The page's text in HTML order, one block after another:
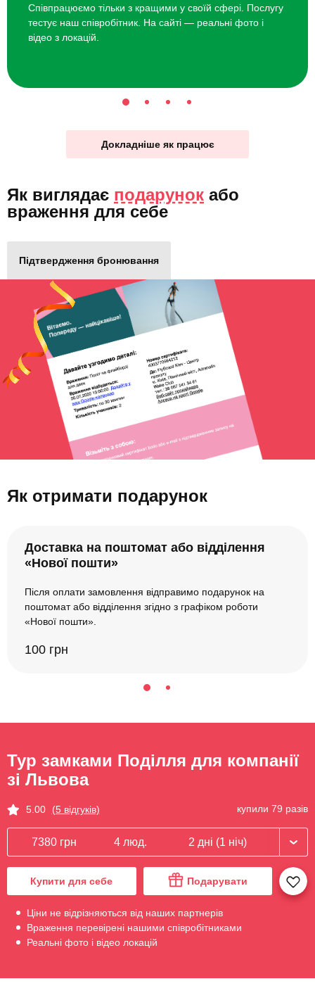
Співпрацюємо тільки з кращими у своїй сфері. Послугу
тестує наш співробітник. На сайті — реальні фото і
відео з локацій.
Докладніше як працює
Як виглядає подарунок або
враження для себе
Підтвердження бронювання
Як отримати подарунок
Доставка на поштомат або відділення
«Нової пошти»
Після оплати замовлення відправимо подарунок на
поштомат або відділення згідно з графіком роботи
«Нової пошти».
100 грн
Тур замками Поділля для компанії
зі Львова
5.00 (5 відгуків) купили 79 разів
7380 грн 4 люд. 2 дні (1 ніч)
Купити для себе Подарувати
Ціни не відрізняються від наших партнерів
Враження перевірені нашими співробітниками
Реальні фото і відео локацій